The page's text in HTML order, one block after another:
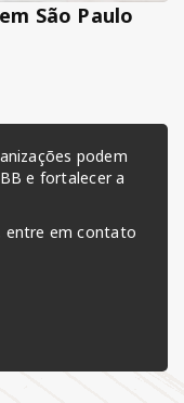
São Paulo
podem
e fortalecer a
entre em contato